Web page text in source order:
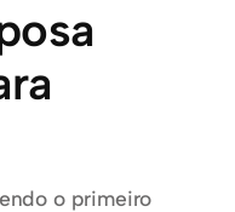
o primeiro